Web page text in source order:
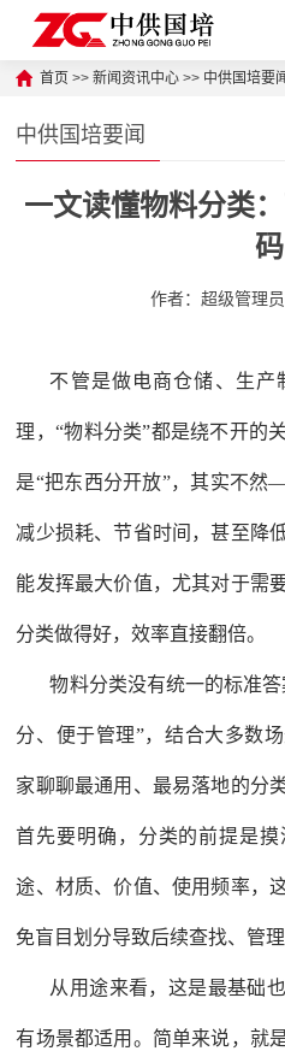
首页 >>新闻资讯中心 >> 中供国培要
中供国培要闻
一文读懂物料分类
码
作者：超级管理员
不管是做电商仓储、生产
理，“物料分类”都是绕不开的
是“把东西分开放”，其实不
减少损耗、节省时间，甚至降
能发挥最大价值，尤其对于需
分类做得好，效率直接翻倍。
物料分类没有统一的标准
分、便于管理”，结合大多数
家聊聊最通用、最易落地的分
首先要明确，分类的前提是
途、材质、价值、使用频率，
免盲目划分导致后续查找、管理
从用途来看，这是最基础
有场景都适用。简单来说，就